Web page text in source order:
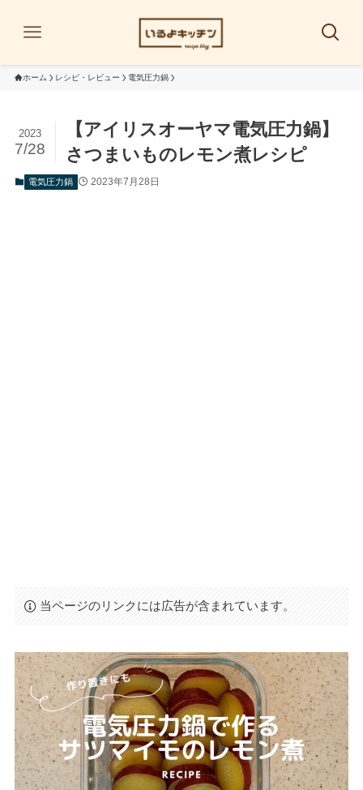
ホーム レシピ・レビュー 電気圧力鍋
【アイリスオーヤマ電気圧力鍋】
さつまいものレモン煮レシピ
2023
7/28
電気圧力鍋 2023年7月28日
当ページのリンクには広告が含まれています。